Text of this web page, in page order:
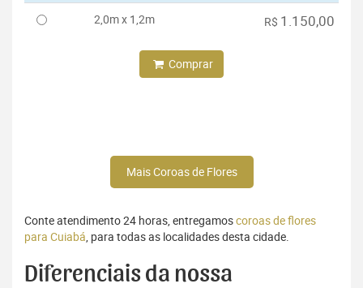
2,0m x 1,2m R$ 1.150,00
Comprar
Mais Coroas de Flores
Conte atendimento 24 horas, entregamoscoroas de flores
para Cuiabá, para todas as localidades desta cidade.
Diferenciais da nossa